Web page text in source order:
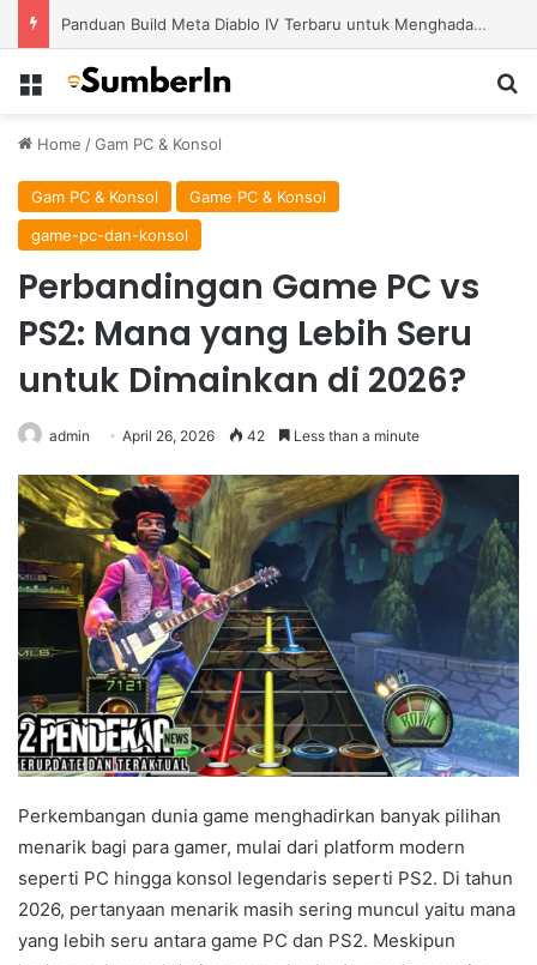
Panduan Build Meta Diablo IV Terbaru untuk Menghadapi Tantangan Level Tinggi
Menu
Home /Gam PC & Konsol
Gam PC & Konsol
Game PC & Konsol
game-pc-dan-konsol
Perbandingan Game PC vs
PS2: Mana yang Lebih Seru
untuk Dimainkan di 2026?
admin April 26, 2026 42 Less than a minute
Perkembangan dunia game menghadirkan banyak pilihan
menarik bagi para gamer, mulai dari platform modern
seperti PC hingga konsol legendaris seperti PS2. Di tahun
2026, pertanyaan menarik masih sering muncul yaitu mana
yang lebih seru antara game PC dan PS2. Meskipun